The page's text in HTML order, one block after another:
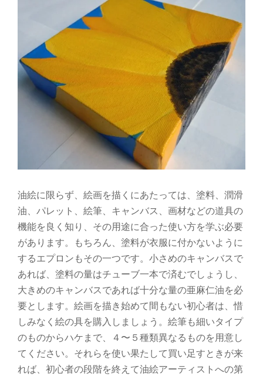
油絵に限らず、絵画を描くにあたっては、塗料、潤滑
油、パレット、絵筆、キャンバス、画材などの道具の
機能を良く知り、その用途に合った使い方を学ぶ必要
があります。もちろん、塗料が衣服に付かないように
するエプロンもその一つです。 小さめのキャンバスで
あれば、塗料の量はチューブ一本で済むでしょうし、
大きめのキャンバスであれば十分な量の亜麻仁油を必
要とします。絵画を描き始めて間もない初心者は、惜
しみなく絵の具を購入しましょう。絵筆も細いタイプ
のものからハケまで、４〜５種類異なるものを用意し
てください。それらを使い果たして買い足すときが来
れば、初心者の段階を終えて油絵アーティストへの第